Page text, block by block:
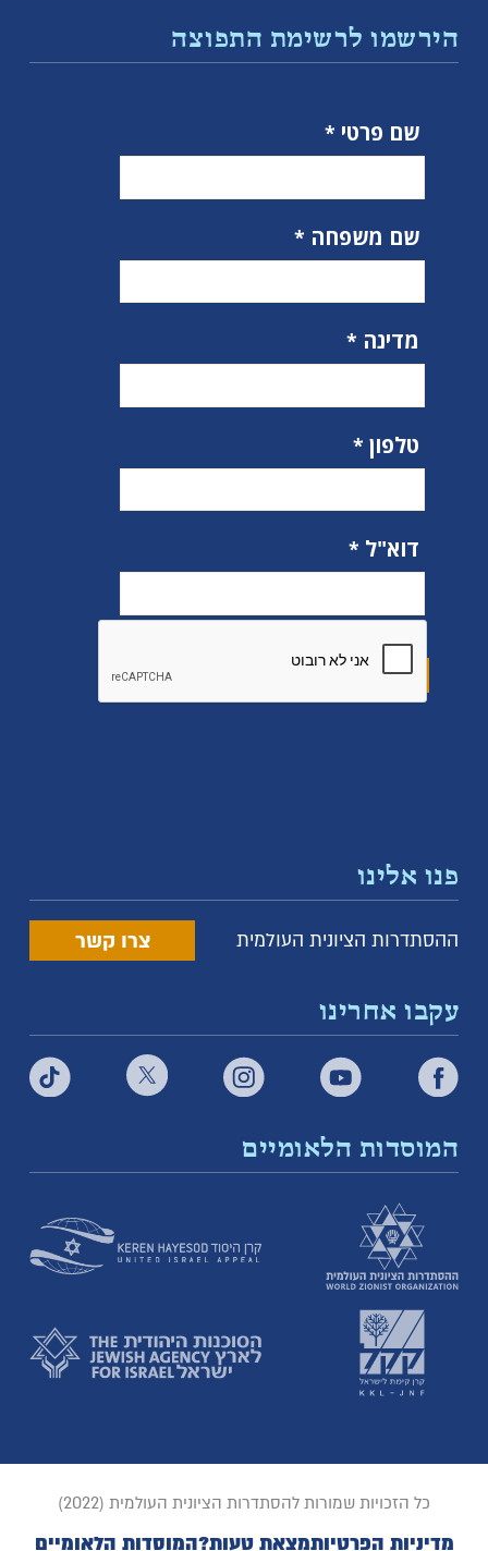
הירשמו לרשימת התפוצה
שם פרטי
שם משפחה
מדינה
טלפון
דוא"ל
פנו אלינו
ההסתדרות הציונית העולמית צרו קשר
עקבו אחרינו
המוסדות הלאומיים
כל הזכויות שמורות להסתדרות הציונית העולמית (2022)
מדיניות הפרטיותמצאת טעות?המוסדות הלאומיים